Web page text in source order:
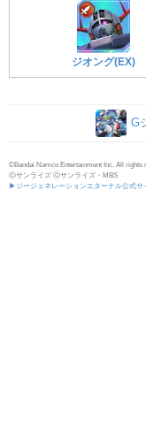
ジオング(EX)
G
©Bandai Namco Entertainment Inc. All rights
ⓒサンライズ ⓒサンライズ・MBS
▶ジージェネレーションエターナル公式サ